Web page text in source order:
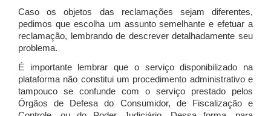
Caso os objetos das reclamações sejam diferentes,
pedimos que escolha um assunto semelhante e efetuar a
reclamação, lembrando de descrever detalhadamente seu
problema.
É importante lembrar que o serviço disponibilizado na
plataforma não constitui um procedimento administrativo e
tampouco se confunde com o serviço prestado pelos
Órgãos de Defesa do Consumidor, de Fiscalização e